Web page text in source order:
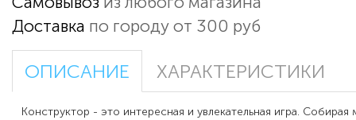
Доставка по городу от 300 руб
ОПИСАНИЕ ХАРАКТЕРИСТИКИ
Конструктор - это интересная и увлекательная игра. Собирая